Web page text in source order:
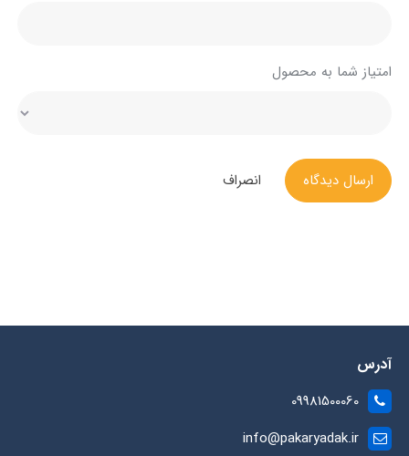
امتیاز شما به محصول
ارسال دیدگاه انصراف
آدرس
09981500060
info@pakaryadak.ir